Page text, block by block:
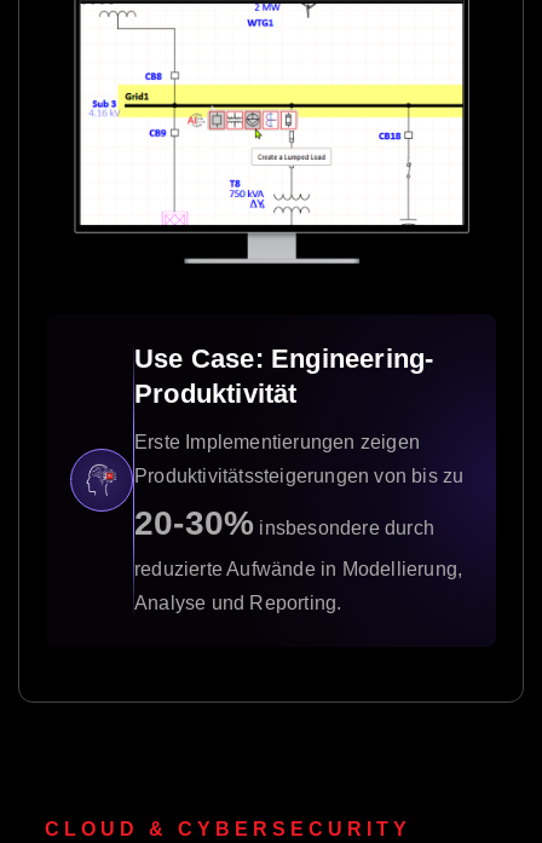
Use Case: Engineering-
Produktivität
Erste Implementierungen zeigen
Produktivitätssteigerungen von bis zu
20-30% insbesondere durch
reduzierte Aufwände in Modellierung,
Analyse und Reporting.
CLOUD & CYBERSECURITY